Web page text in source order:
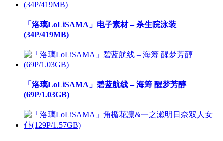
「洛璃LoLiSAMA」电子素材 – 杀生院泳装
(34P/419MB)
「洛璃LoLiSAMA」碧蓝航线 – 海筹 醒梦芳醇
(69P/1.03GB)